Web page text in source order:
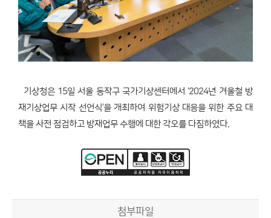
기상청은 15일 서울 동작구 국가기상센터에서 ‘2024년 겨울철 방
재기상업무 시작 선언식’을 개최하여 위험기상 대응을 위한 주요 대
책을 사전 점검하고 방재업무 수행에 대한 각오를 다짐하였다.
첨부파일